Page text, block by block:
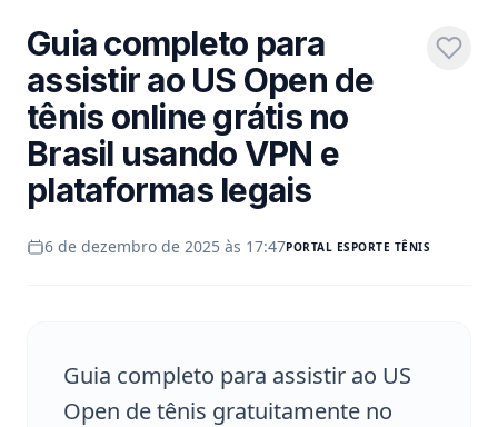
Guia completo para
assistir ao US Open de
tênis online grátis no
Brasil usando VPN e
plataformas legais
6 de dezembro de 2025 às 17:47PORTAL ESPORTE TÊNIS
Guia completo para assistir ao US
Open de tênis gratuitamente no